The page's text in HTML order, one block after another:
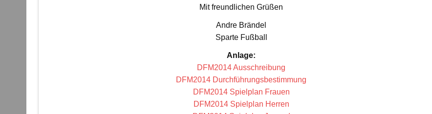
Mit freundlichen Grüßen
Andre Brändel
Sparte Fußball
Anlage:
DFM2014 Ausschreibung
DFM2014 Durchführungsbestimmung
DFM2014 Spielplan Frauen
DFM2014 Spielplan Herren